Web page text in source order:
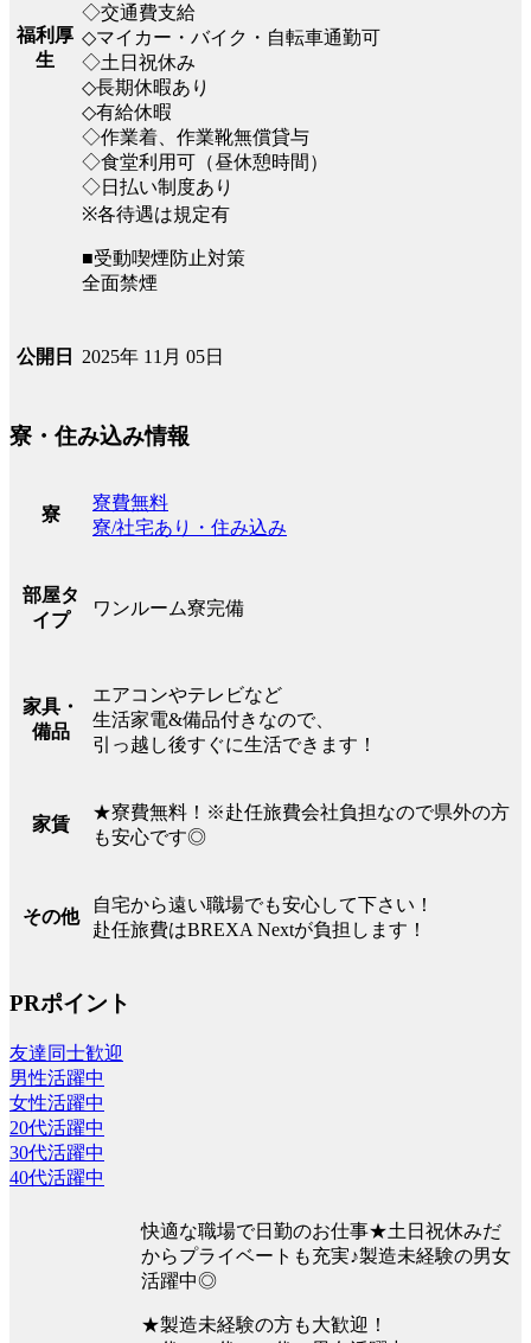
福利厚
生
◇交通費支給
◇マイカー・バイク・自転車通勤可
◇土日祝休み
◇長期休暇あり
◇有給休暇
◇作業着、作業靴無償貸与
◇食堂利用可（昼休憩時間）
◇日払い制度あり
※各待遇は規定有
■受動喫煙防止対策
全面禁煙
公開日 2025年 11月 05日
寮・住み込み情報
寮
寮費無料
寮/社宅あり・住み込み
部屋タ
イプ
ワンルーム寮完備
家具・
備品
エアコンやテレビなど
生活家電&備品付きなので、
引っ越し後すぐに生活できます！
家賃
★寮費無料！※赴任旅費会社負担なので県外の方
も安心です◎
その他
自宅から遠い職場でも安心して下さい！
赴任旅費はBREXA Nextが負担します！
PRポイント
友達同士歓迎
男性活躍中
女性活躍中
20代活躍中
30代活躍中
40代活躍中
快適な職場で日勤のお仕事★土日祝休みだ
からプライベートも充実♪製造未経験の男女
活躍中◎
★製造未経験の方も大歓迎！